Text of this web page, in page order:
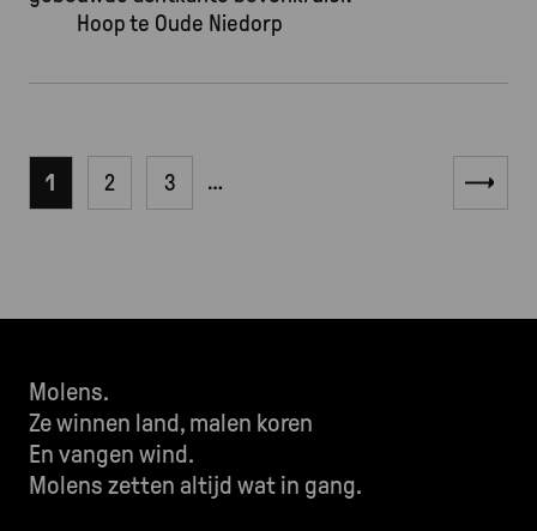
Afbeelding
Paginering
Huidige pagina
1 Page
2 Page
3 …
Molens.
Ze winnen land, malen koren
En vangen wind.
Molens zetten altijd wat in gang.